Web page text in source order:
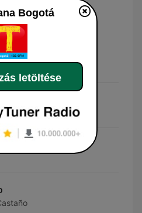
30 nap
Morir de Amor
Norte
Bogotá
letöltése